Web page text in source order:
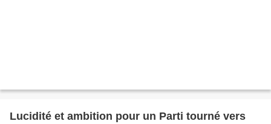
Lucidité et ambition pour un Parti tourné vers